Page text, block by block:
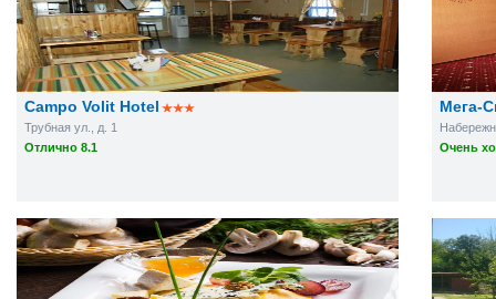
Сampo Volit Hotel
Трубная ул., д. 1
Отлично 8.1
Мега-
Очень